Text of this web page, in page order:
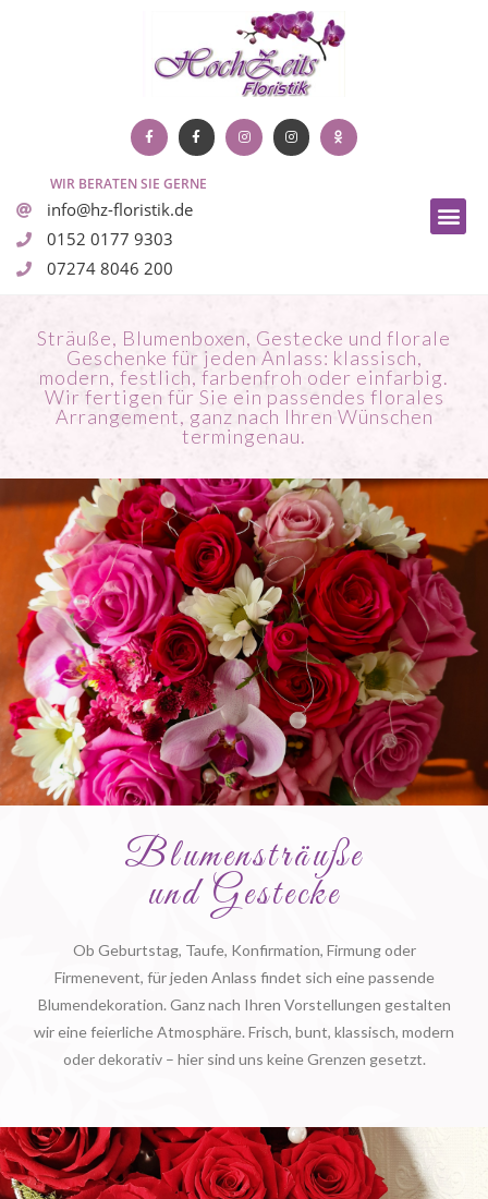
WIR BERATEN SIE GERNE
info@hz-floristik.de
0152 0177 9303
07274 8046 200
Sträuße, Blumenboxen, Gestecke und florale
Geschenke für jeden Anlass: klassisch,
modern, festlich, farbenfroh oder einfarbig.
Wir fertigen für Sie ein passendes florales
Arrangement, ganz nach Ihren Wünschen
termingenau.
Blumensträuße
und Gestecke
Ob Geburtstag, Taufe, Konfirmation, Firmung oder
Firmenevent, für jeden Anlass findet sich eine passende
Blumendekoration. Ganz nach Ihren Vorstellungen gestalten
wir eine feierliche Atmosphäre. Frisch, bunt, klassisch, modern
oder dekorativ – hier sind uns keine Grenzen gesetzt.